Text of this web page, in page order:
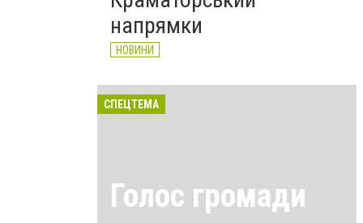
напрямки
НОВИНИ
СПЕЦТЕМА
Голос громади